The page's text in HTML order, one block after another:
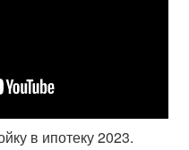
в ипотеку 2023.